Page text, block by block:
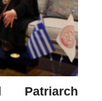
Patriarch